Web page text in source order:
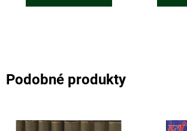
Podobné produkty